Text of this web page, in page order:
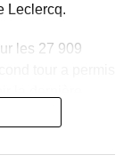
Leclercq.
les 27 909
Seuls 33